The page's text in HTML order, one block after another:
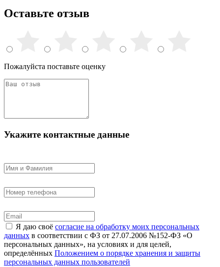
Оставьте отзыв
Пожалуйста поставьте оценку
Укажите контактные данные
Я даю своё согласие на обработку моих персональных
данных в соответствии с ФЗ от 27.07.2006 №152-ФЗ «О
персональных данных», на условиях и для целей,
определённых Положением о порядке хранения и защиты
персональных данных пользователей